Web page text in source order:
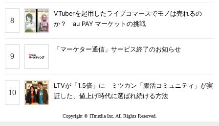
VTuberを起用したライブコマースでモノは売れるの
か？ au PAY マーケットの挑戦
「マーケター通信」サービス終了のお知らせ
LTVが「1.5倍」に ミツカン「腸活コミュニティ」が実
証した、値上げ時代に選ばれ続ける方法
Copyright © ITmedia Inc. All Rights Reserved.